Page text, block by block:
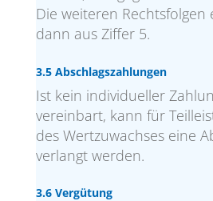
Die weiteren Rechtsfolgen
dann aus Ziffer 5.
3.5 Abschlagszahlungen
Ist kein individueller
vereinbart, kann für
des Wertzuwachses eine
verlangt werden.
3.6 Vergütung